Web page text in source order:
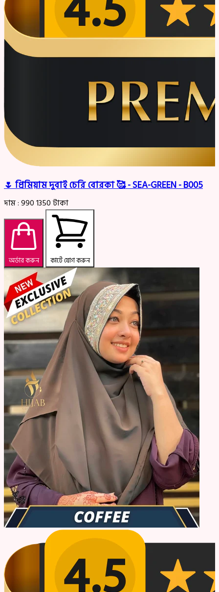
🌷 প্রিমিয়াম দুবাই চেরি বোরকা 🥰 - SEA-GREEN - B005
দাম :9901350টাকা
অর্ডার করুন কার্টে যোগ করুন